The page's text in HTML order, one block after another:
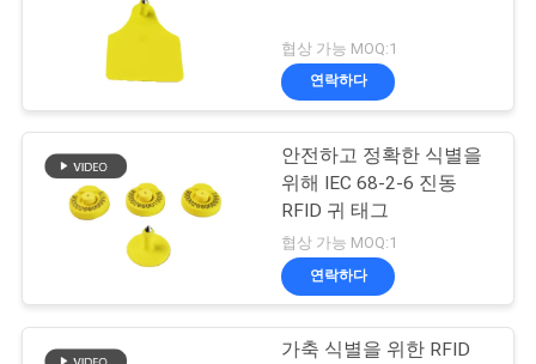
협상 가능 MOQ:1
연락하다
안전하고 정확한 식별을
위해 IEC 68-2-6 진동
RFID 귀 태그
협상 가능 MOQ:1
연락하다
가축 식별을 위한 RFID